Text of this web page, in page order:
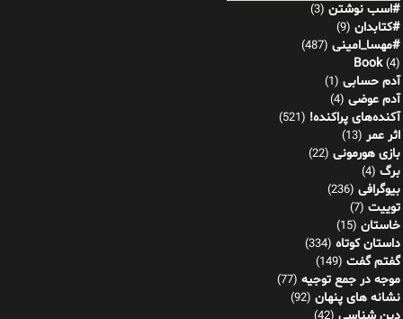
#اسب نوشتن (3)
#کتابدان (9)
#مهسا_امینی (487)
Book(4)
آدم حسابی (1)
آدم عوضی (4)
آکنده‌های پراکنده! (521)
اثر عمر (13)
بازی هورمونی (22)
برگ (4)
بیوگرافی (236)
توییت (7)
خاستان (15)
داستان کوتاه (334)
گفتم گفت (149)
موجه در جمع توجیه (77)
نشانه های پنهان (92)